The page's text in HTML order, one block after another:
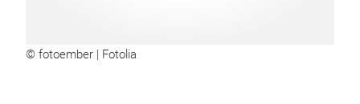
© fotoember | Fotolia